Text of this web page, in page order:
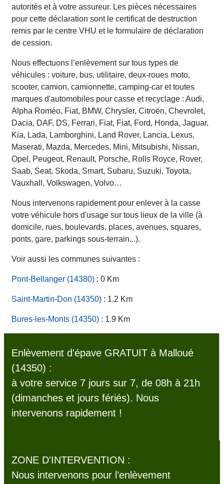
autorités et à votre assureur. Les pièces nécessaires
pour cette déclaration sont le certificat de destruction
remis par le centre VHU et le formulaire de déclaration
de cession.
Nous effectuons l’enlèvement sur tous types de
véhicules : voiture, bus, utilitaire, deux-roues moto,
scooter, camion, camionnette, camping-car et toutes
marques d'automobiles pour casse et recyclage : Audi,
Alpha Roméo, Fiat, BMW, Chrysler, Citroën, Chevrolet,
Dacia, DAF, DS, Ferrari, Fiat, Fiat, Ford, Honda, Jaguar,
Kia, Lada, Lamborghini, Land Rover, Lancia, Lexus,
Maserati, Mazda, Mercedes, Mini, Mitsubishi, Nissan,
Opel, Peugeot, Renault, Porsche, Rolls Royce, Rover,
Saab, Seat, Skoda, Smart, Subaru, Suzuki, Toyota,
Vauxhall, Volkswagen, Volvo…
Nous intervenons rapidement pour enlever à la casse
votre véhicule hors d'usage sur tous lieux de la ville (à
domicile, rues, boulevards, places, avenues, squares,
ponts, gare, parkings sous-terrain...).
Voir aussi les communes suivantes :
Pont-Bellanger (14380) : 0 Km
Saint-Martin-Don (14350) : 1.2 Km
Bures-les-Monts (14350) : 1.9 Km
Enlèvement d'épave GRATUIT à Malloué
(14350) :
à votre service 7 jours sur 7, de 08h à 21h
(dimanches et jours fériés). Nous
intervenons rapidement !
ZONE D'INTERVENTION :
Nous intervenons pour l’enlèvement